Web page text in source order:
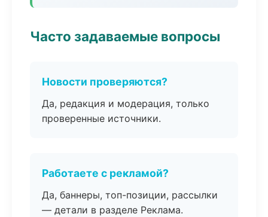
Часто задаваемые вопросы
Новости проверяются?
Да, редакция и модерация, только
проверенные источники.
Работаете с рекламой?
Да, баннеры, топ-позиции, рассылки
— детали в разделе Реклама.